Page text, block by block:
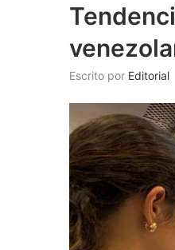
Escrito por Editorial